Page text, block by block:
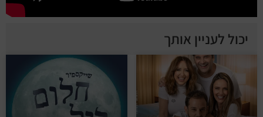
יכול לעניין אותך